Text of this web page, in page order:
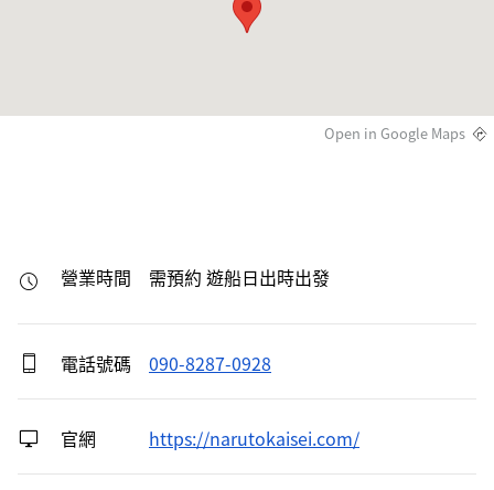
Open in Google Maps
營業時間 需預約 遊船日出時出發
電話號碼 090-8287-0928
官網 https://narutokaisei.com/